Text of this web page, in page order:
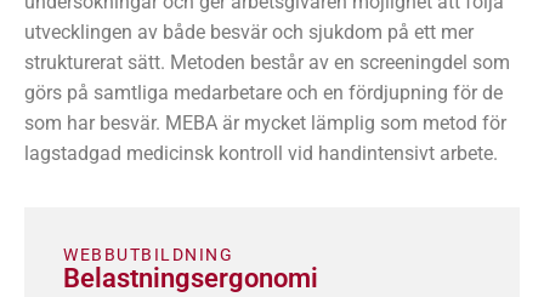
utvecklingen av både besvär och sjukdom på ett mer
strukturerat sätt. Metoden består av en screeningdel som
görs på samtliga medarbetare och en fördjupning för de
som har besvär. MEBA är mycket lämplig som metod för
lagstadgad medicinsk kontroll vid handintensivt arbete.
WEBBUTBILDNING
Belastningsergonomi